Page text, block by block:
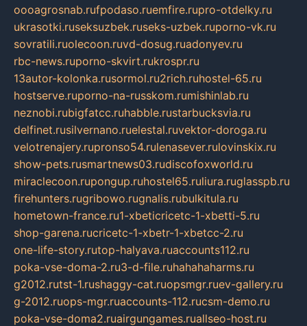
oooagrosnab.rufpodaso.ruemfire.rupro-otdelky.ru
ukrasotki.ruseksuzbek.ruseks-uzbek.ruporno-vk.ru
sovratili.ruolecoon.ruvd-dosug.ruadonyev.ru
rbc-news.ruporno-skvirt.rukrospr.ru
13autor-kolonka.rusormol.ru2rich.ruhostel-65.ru
hostserve.ruporno-na-russkom.rumishinlab.ru
neznobi.rubigfatcc.ruhabble.rustarbucksvia.ru
delfinet.rusilvernano.ruelestal.ruvektor-doroga.ru
velotrenajery.rupronso54.rulenasever.rulovinskix.ru
show-pets.rusmartnews03.rudiscofoxworld.ru
miraclecoon.rupongup.ruhostel65.ruliura.ruglasspb.ru
firehunters.rugribowo.rugnalis.rubulkitula.ru
hometown-france.ru1-xbeticricetc-1-xbetti-5.ru
shop-garena.rucricetc-1-xbetr-1-xbetcc-2.ru
one-life-story.rutop-halyava.ruaccounts112.ru
poka-vse-doma-2.ru3-d-file.ruhahahaharms.ru
g2012.rutst-1.rushaggy-cat.ruopsmgr.ruev-gallery.ru
g-2012.ruops-mgr.ruaccounts-112.rucsm-demo.ru
poka-vse-doma2.ruairgungames.ruallseo-host.ru